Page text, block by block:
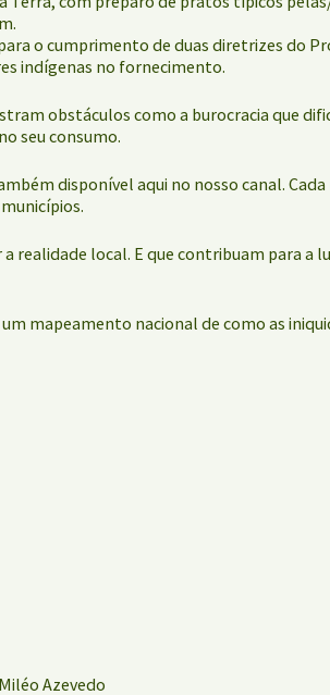
o cumprimento de duas diretrizes do
indígenas no fornecimento.
obstáculos como a burocracia que
seu consumo.
disponível aqui no nosso canal.
local. E que contribuam para a
mapeamento nacional de como as
Azevedo